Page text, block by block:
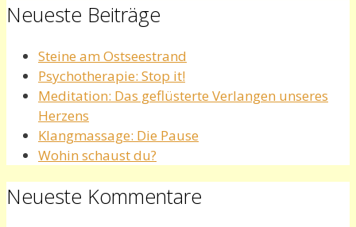
Neueste Beiträge
Steine am Ostseestrand
Psychotherapie: Stop it!
Meditation: Das geflüsterte Verlangen unseres
Herzens
Klangmassage: Die Pause
Wohin schaust du?
Neueste Kommentare